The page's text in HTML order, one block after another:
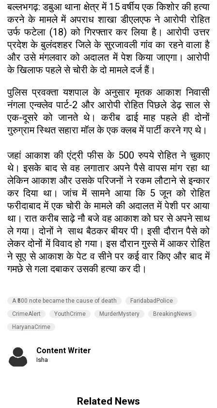
बल्लभगढ़: डबुआ थाना क्षेत्र में 15 वर्षीय एक किशोर की हत्या
करने के मामले में अपराध शाखा डीएलएफ ने आरोपी रोहित
उर्फ फटेला (18) को गिरफ्तार कर लिया है। आरोपी उत्तर
प्रदेश के बुलंदशहर जिले के सुरजावली गांव का रहने वाला है
और उसे मंगलवार को अदालत में पेश किया जाएगा। आरोपी
के खिलाफ पहले से चोरी के दो मामले दर्ज हैं।
पुलिस प्रवक्ता यशपाल के अनुसार मृतक आकाश निवासी
नंगला एन्क्लेव पार्ट-2 और आरोपी रोहित पिछले डेढ़ साल से
एक-दूसरे को जानते थे। करीब ढाई माह पहले ही दोनों
गुरुग्राम स्थित सहारा मॉल के एक क्लब में पार्टी करने गए थे।
जहां आकाश की एंट्री फीस के 500 रुपये रोहित ने चुकाए
थे। इसके बाद से वह लगातार अपने पैसे वापस मांग रहा था
लेकिन आकाश और उसके परिजनों ने रकम लौटाने से इन्कार
कर दिया था। जांच में सामने आया कि 5 जून को रोहित
फरीदाबाद में एक चोरी के मामले की अदालत में पेशी पर आया
था। रात करीब साढ़े नौ बजे वह आकाश को घर से अपने साथ
ले गया। दोनों ने साथ बैठकर बीयर पी। इसी दौरान पैसे को
लेकर दोनों में विवाद हो गया। इस दौरान गुस्से में आकर रोहित
ने सूए से आकाश के पेट व सीने पर कई वार किए और बाद में
गमछे से गला दबाकर उसकी हत्या कर दी।
A ₹500 note became the cause of death
FaridabadPolice
CrimeAlert
YouthCrime MurderMystery
BreakingNews
HaryanaCrime
Content Writer
Isha
Related News